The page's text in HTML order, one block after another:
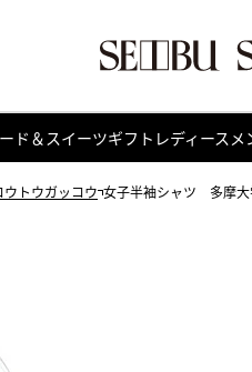
ド＆スイーツギフト レディース メ
トウガッコウ 女子半袖シャツ 多摩大